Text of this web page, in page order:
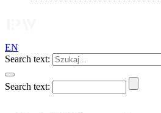
EN
Search text:
Search text: